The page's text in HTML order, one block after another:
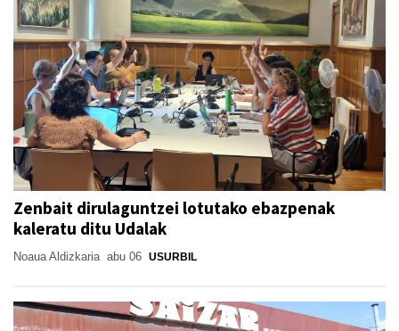
Zenbait dirulaguntzei lotutako ebazpenak
kaleratu ditu Udalak
Noaua Aldizkaria abu 06 USURBIL